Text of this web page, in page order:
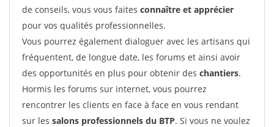
de conseils, vous vous faites connaître et apprécier
pour vos qualités professionnelles.
Vous pourrez également dialoguer avec les artisans qui
fréquentent, de longue date, les forums et ainsi avoir
des opportunités en plus pour obtenir des chantiers.
Hormis les forums sur internet, vous pourrez
rencontrer les clients en face à face en vous rendant
sur les salons professionnels du BTP. Si vous ne voulez